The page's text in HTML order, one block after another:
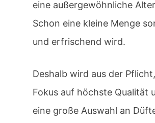
eine außergewöhnliche
Schon eine kleine Menge
und erfrischend wird.
Deshalb wird aus der
Fokus auf höchste Qualität
eine große Auswahl an